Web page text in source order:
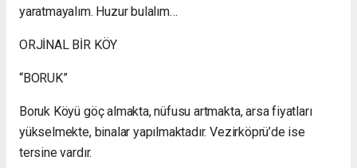
yaratmayalım. Huzur bulalım…
ORJİNAL BİR KÖY
“BORUK”
Boruk Köyü göç almakta, nüfusu artmakta, arsa fiyatları
yükselmekte, binalar yapılmaktadır. Vezirköprü’de ise
tersine vardır.